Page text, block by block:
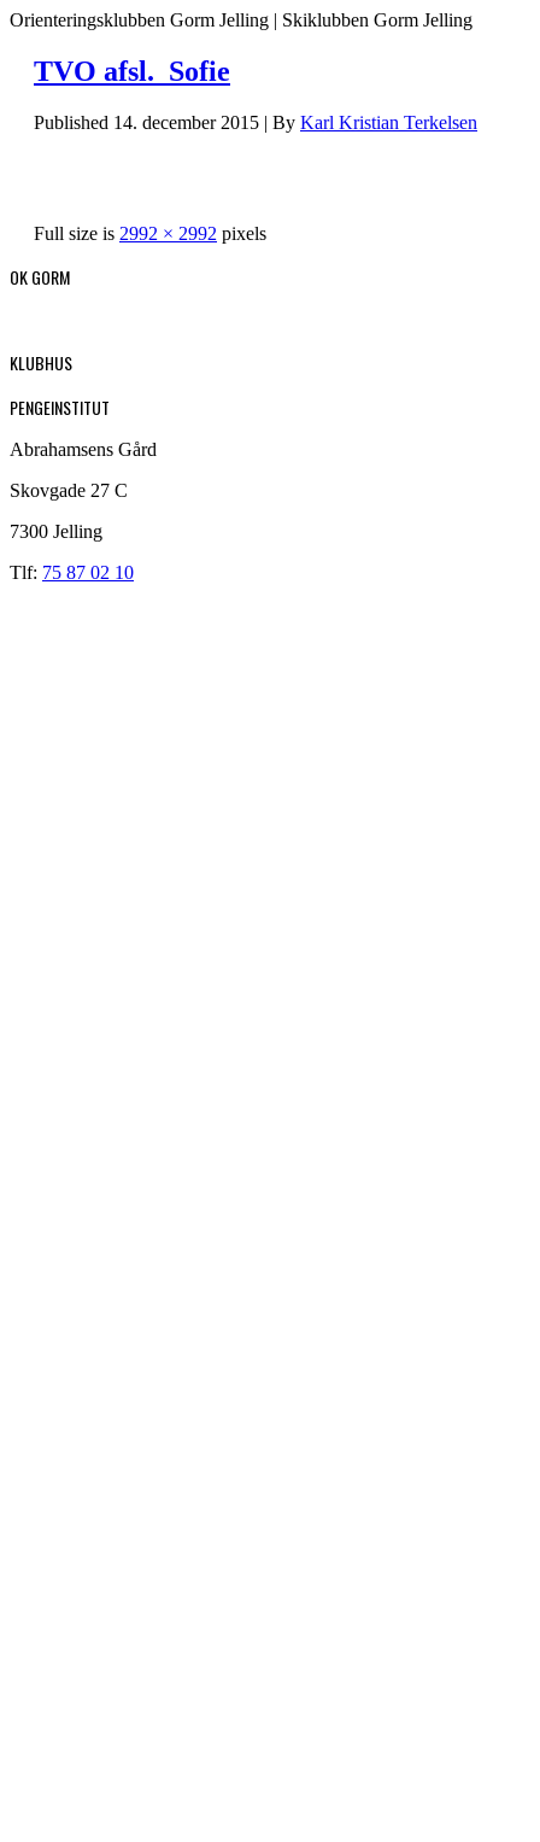
Orienteringsklubben Gorm Jelling | Skiklubben Gorm Jelling
TVO afsl._Sofie
Published 14. december 2015 | By Karl Kristian Terkelsen
Full size is 2992 × 2992 pixels
OK GORM
KLUBHUS
PENGEINSTITUT
Abrahamsens Gård
Skovgade 27 C
7300 Jelling
Tlf: 75 87 02 10